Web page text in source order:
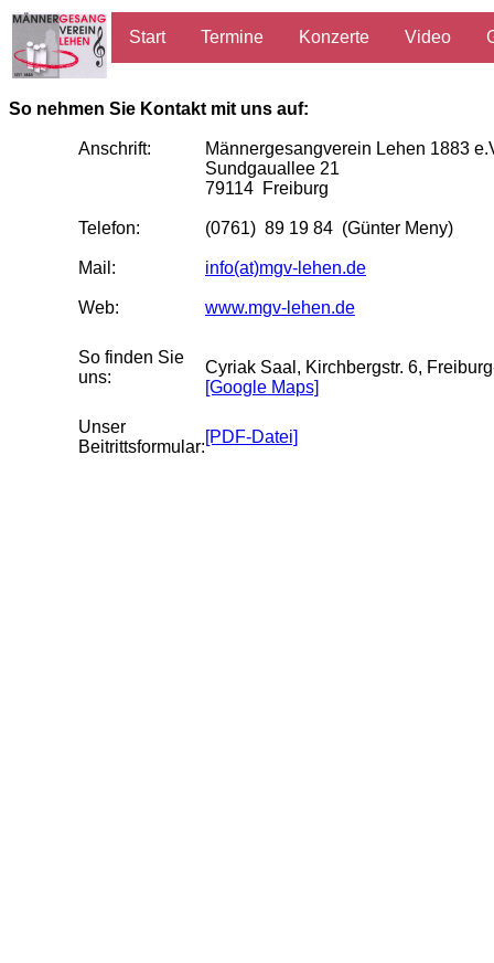
Start Termine Konzerte Video
So nehmen Sie Kontakt mit uns auf:
Anschrift:
Männergesangverein Lehen 1883
Sundgauallee 21
79114 Freiburg
Telefon: (0761) 89 19 84 (Günter Meny)
Mail: info(at)mgv-lehen.de
Web: www.mgv-lehen.de
So finden Sie
uns:
Cyriak Saal, Kirchbergstr. 6,
[Google Maps]
Unser
Beitrittsformular:
[PDF-Datei]